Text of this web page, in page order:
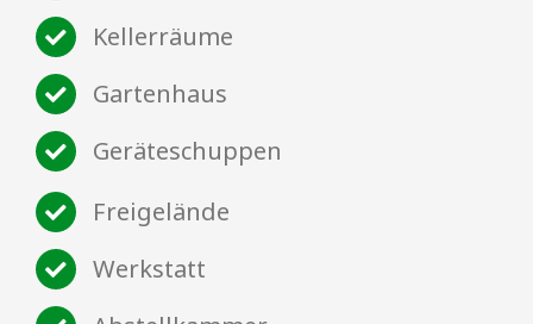
Kellerräume
Gartenhaus
Geräteschuppen
Freigelände
Werkstatt